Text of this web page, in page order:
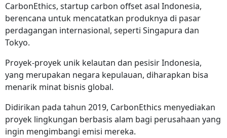
CarbonEthics, startup carbon offset asal Indonesia,
berencana untuk mencatatkan produknya di pasar
perdagangan internasional, seperti Singapura dan
Tokyo.
Proyek-proyek unik kelautan dan pesisir Indonesia,
yang merupakan negara kepulauan, diharapkan bisa
menarik minat bisnis global.
Didirikan pada tahun 2019, CarbonEthics menyediakan
proyek lingkungan berbasis alam bagi perusahaan yang
ingin mengimbangi emisi mereka.